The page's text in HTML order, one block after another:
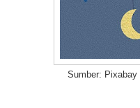
Pixabay